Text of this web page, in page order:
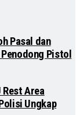
Pasal dan
Pistol
Rest Area
Ungkap